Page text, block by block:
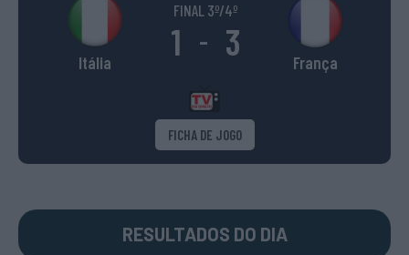
Itália
FINAL 3º/4º
1 - 3 França
FICHA DE JOGO
RESULTADOS DO DIA